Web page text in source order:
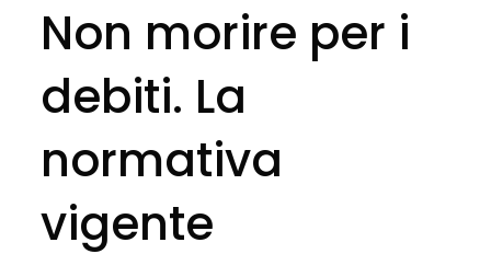
Non morire per i
debiti. La
normativa
vigente